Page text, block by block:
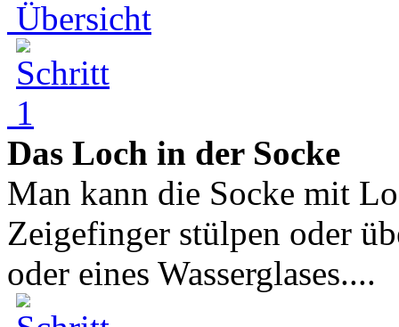
Das Loch in der Socke
Man kann die Socke mit
Zeigefinger stülpen oder
oder eines Wasserglases....